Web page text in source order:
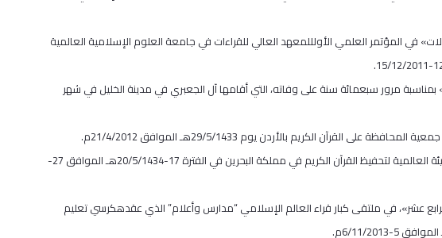
في المؤتمر العلمي الأولللمعهد العالي للقراءات في جامعة العلوم الإسلامية العالمية
بمناسبة مرور سبعمائة سنة على وفاته، التي أقامها آل الجعبري في مدينة الخليل في شهر
5. المشاركة في مؤتمر «المنهج النبوي في تعليم القرآن الكريم»، الذي أقامته الهيئة العالمية لتحفيظ القرآن الكريم في مملكة البحرين في الفترة 17-20/5/1434هـ الموافق 27-
عشر»، في ملتقى كبار قراء العالم الإسلامي “مدارس وأعلام” الذي عقدهكرسي تعليم